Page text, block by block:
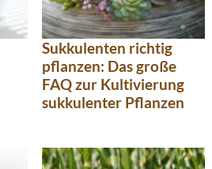
Sukkulenten richtig
pflanzen: Das große
FAQ zur Kultivierung
sukkulenter Pflanzen